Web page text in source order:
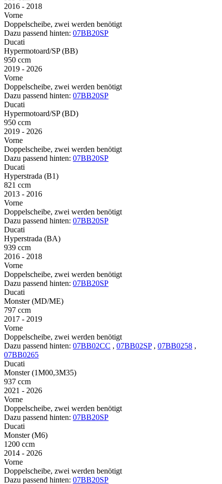
2016 - 2018
Vorne
Doppelscheibe, zwei werden benötigt
Dazu passend hinten: 07BB20SP
Ducati
Hypermotoard/SP (BB)
950 ccm
2019 - 2026
Vorne
Doppelscheibe, zwei werden benötigt
Dazu passend hinten: 07BB20SP
Ducati
Hypermotoard/SP (BD)
950 ccm
2019 - 2026
Vorne
Doppelscheibe, zwei werden benötigt
Dazu passend hinten: 07BB20SP
Ducati
Hyperstrada (B1)
821 ccm
2013 - 2016
Vorne
Doppelscheibe, zwei werden benötigt
Dazu passend hinten: 07BB20SP
Ducati
Hyperstrada (BA)
939 ccm
2016 - 2018
Vorne
Doppelscheibe, zwei werden benötigt
Dazu passend hinten: 07BB20SP
Ducati
Monster (MD/ME)
797 ccm
2017 - 2019
Vorne
Doppelscheibe, zwei werden benötigt
Dazu passend hinten: 07BB02CC , 07BB02SP , 07BB0258 ,
07BB0265
Ducati
Monster (1M00,3M35)
937 ccm
2021 - 2026
Vorne
Doppelscheibe, zwei werden benötigt
Dazu passend hinten: 07BB20SP
Ducati
Monster (M6)
1200 ccm
2014 - 2026
Vorne
Doppelscheibe, zwei werden benötigt
Dazu passend hinten: 07BB20SP